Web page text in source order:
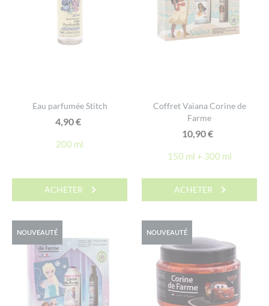
Eau parfumée Stitch
4,90€
200 ml
ACHETER
Coffret Vaiana Corine de
Farme
10,90€
150 ml + 300 ml
ACHETER
NOUVEAUTÉ NOUVEAUTÉ